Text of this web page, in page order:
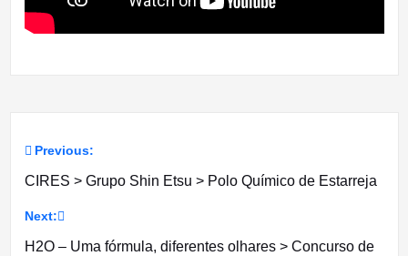
Navegação
artigos
Previous:
CIRES > Grupo Shin Etsu > Polo Químico de Estarreja
Next:
H2O – Uma fórmula, diferentes olhares > Concurso de